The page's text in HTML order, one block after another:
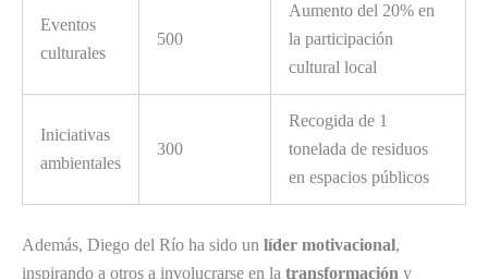
Eventos
culturales
500
Aumento del 20% en
la participación
cultural local
Iniciativas
ambientales
300
Recogida de 1
tonelada de residuos
en espacios públicos
Además, Diego del Río ha sido un líder motivacional,
inspirando a otros a involucrarse en la transformación y